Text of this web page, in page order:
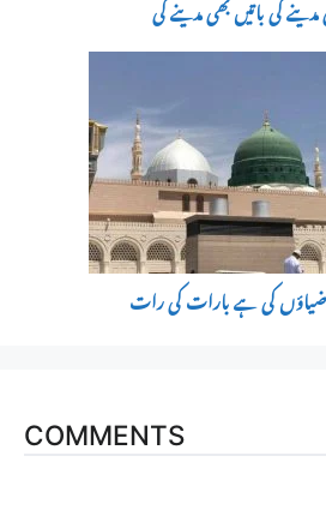
کی باتیں بھی مدینے کی
کی ہے بارات کی رات
COMMENTS